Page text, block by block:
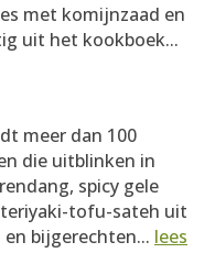
met komijnzaad en
uit het kookboek...
meer dan 100
die uitblinken in
spicy gele
tofu-sateh uit
bijgerechten... lees